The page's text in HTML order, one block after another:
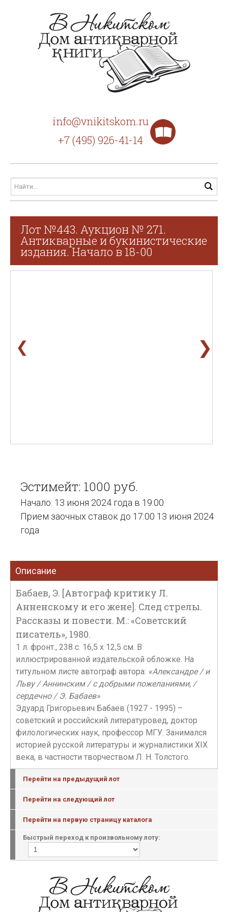
info@vnikitskom.ru
+7 (495) 926-41-14
Лот №443. Аукцион № 271.
Антикварные и букинистические
издания. Начало в 18-00
❮ ❯
Эстимейт: 1000 руб.
Начало: 13 июня 2024 года в 19:00
Прием заочных ставок до 17:00 13 июня 2024
года
Описание
Бабаев, Э. [Автограф критику Л.
Анненскому и его жене]. След стрелы.
Рассказы и повести. М.: «Советский
писатель», 1980.
1 л. фронт., 238 с. 16,5 х 12,5 см. В
иллюстрированной издательской обложке. На
титульном листе автограф автора: «Александре / и
Льву / Аннинским / с добрыми пожеланиями, /
сердечно / Э. Бабаев»
Эдуард Григорьевич Бабаев (1927 - 1995) –
советский и российский литературовед, доктор
филологических наук, профессор МГУ. Занимался
историей русской литературы и журналистики XIX
века, в частности творчеством Л. Н. Толстого.
Перейти на предыдущий лот
Перейти на следующий лот
Перейти на первую страницу каталога
Быстрый переход к произвольному лоту: